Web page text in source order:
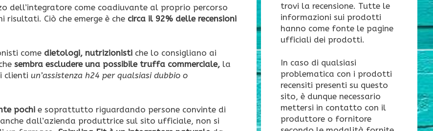
dell’integratore come coadiuvante al proprio percorso
Ciò che emerge è che circa il 92% delle recensioni
come dietologi, nutrizionisti che lo consigliano ai
sembra escludere una possibile truffa commerciale, la
clienti un’assistenza h24 per qualsiasi dubbio o
pochi e soprattutto riguardando persone convinte di
dall’azienda produttrice sul sito ufficiale, non si
trovi la recensione. Tutte le
informazioni sui prodotti
hanno come fonte le pagine
ufficiali dei prodotti.
In caso di qualsiasi
problematica con i prodotti
recensiti presenti su questo
sito, è dunque necessario
mettersi in contatto con il
produttore o fornitore